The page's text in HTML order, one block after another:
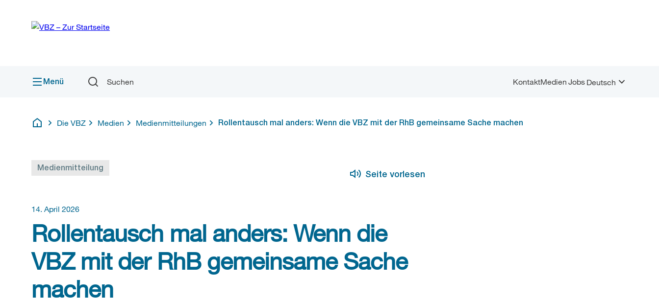
Navigation
Menü Suchen KontaktMedien Jobs Deutsch
Menü
Deutsch
Die VBZ Medien Medienmitteilungen Rollentausch mal anders: Wenn die VBZ mit der RhB gemeinsame Sache machen
Medienmitteilung
Seite vorlesen
14. April 2026
Rollentausch mal anders: Wenn die
VBZ mit der RhB gemeinsame Sache
machen